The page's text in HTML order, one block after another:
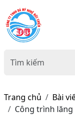
Trang chủ Bài
Công trình